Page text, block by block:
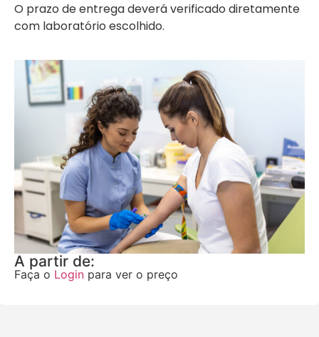
O prazo de entrega deverá verificado diretamente
com laboratório escolhido.
A partir de:
Faça o Login para ver o preço